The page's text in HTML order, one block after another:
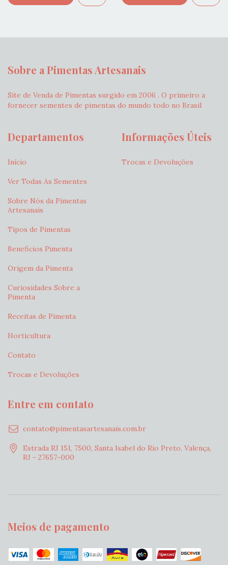
Sobre a Pimentas Artesanais
Site de Venda de Pimentas surgido em 2006 . O primeiro a
fornecer sementes de pimentas do mundo todo no Brasil
Departamentos
Início
Ver Todas As Sementes
Sobre Nós da Pimentas
Artesanais
Tipos de Pimentas
Beneficios Pimenta
Origem da Pimenta
Curiosidades Sobre a
Pimenta
Receitas de Pimenta
Horticultura
Contato
Trocas e Devoluções
Informações Úteis
Trocas e Devoluções
Entre em contato
contato@pimentasartesanais.com.br
Estrada RJ 151, 7500, Santa Isabel do Rio Preto, Valença,
RJ - 27657-000
Meios de pagamento